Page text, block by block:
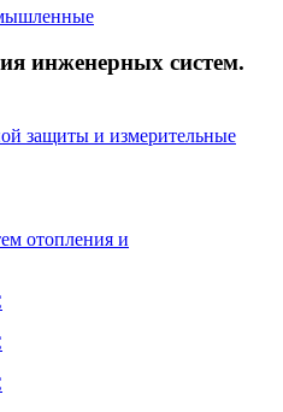
инженерных систем.
защиты и измерительные
отопления и